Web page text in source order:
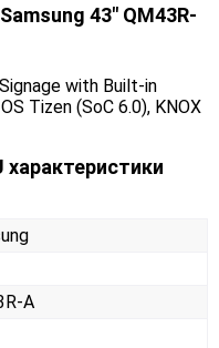
43" QM43R-
with Built-in
Tizen (SoC 6.0), KNOX
характеристики
A